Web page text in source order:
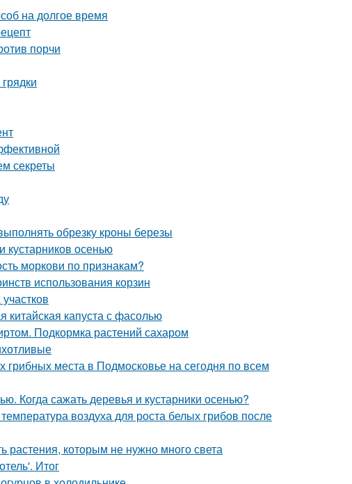
на долгое время
порчи
секреты
обрезку кроны березы
кустарников осенью
моркови по признакам?
использования корзин
китайская капуста с фасолью
Подкормка растений сахаром
места в Подмосковье на сегодня по всем
Когда сажать деревья и кустарники осенью?
воздуха для роста белых грибов после
растения, которым не нужно много света
Итог